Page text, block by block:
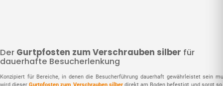
Der Gurtpfosten zum Verschrauben silber für
dauerhafte Besucherlenkung
Konzipiert für Bereiche, in denen die Besucherführung dauerhaft gewährleistet sein
wird dieserGurtpfosten zum Verschrauben silberdirekt am Boden befestigt und sorgt